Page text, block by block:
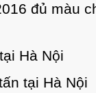
đủ màu
Hà Nội
tại Hà Nội